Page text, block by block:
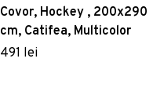
Covor, Hockey , 200x290
cm, Catifea, Multicolor
491 lei